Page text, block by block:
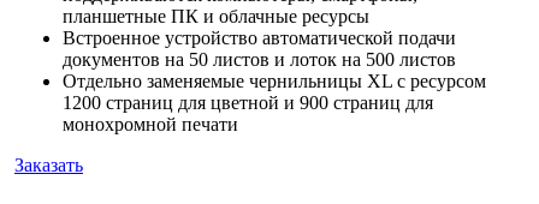
планшетные ПК и облачные ресурсы
Встроенное устройство автоматической подачи
документов на 50 листов и лоток на 500 листов
Отдельно заменяемые чернильницы XL с ресурсом
1200 страниц для цветной и 900 страниц для
монохромной печати
Заказать